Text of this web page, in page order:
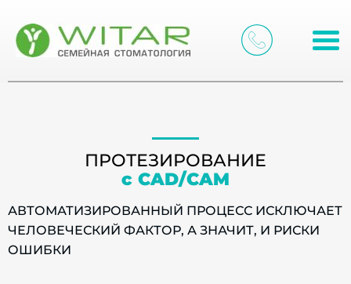
ПРОТЕЗИРОВАНИЕ
с CAD/CAM
АВТОМАТИЗИРОВАННЫЙ ПРОЦЕСС ИСКЛЮЧАЕТ
ЧЕЛОВЕЧЕСКИЙ ФАКТОР, А ЗНАЧИТ, И РИСКИ
ОШИБКИ